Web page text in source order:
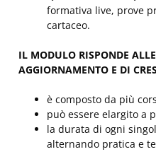
formativa live, prove
cartaceo.
IL MODULO RISPONDE
AGGIORNAMENTO E DI
è composto da più
può essere elargito a
la durata di ogni
alternando pratica e